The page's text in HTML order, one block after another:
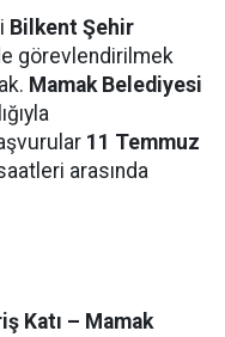
Bilkent Şehir
görevlendirilmek
Mamak Belediyesi
11 Temmuz
arasında
Katı – Mamak